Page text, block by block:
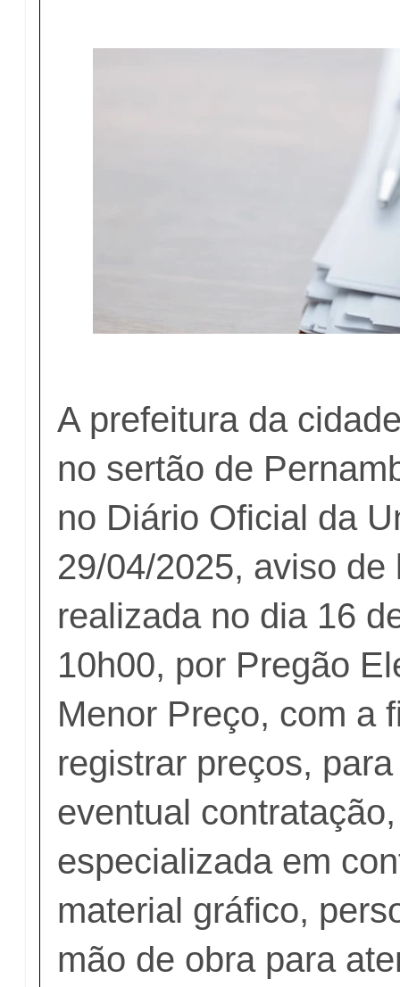
A prefeitura da
no sertão de
no Diário Oficial da
29/04/2025, aviso de
realizada no dia 16
10h00, por Pregão
Menor Preço, com a
registrar preços,
eventual
especializada em
material gráfico,
mão de obra para